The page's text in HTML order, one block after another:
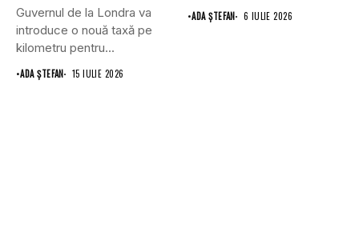
Guvernul de la Londra va
introduce o nouă taxă pe
kilometru pentru...
•ADA ȘTEFAN 15 IULIE 2026
•ADA ȘTEFAN 6 IULIE 2026